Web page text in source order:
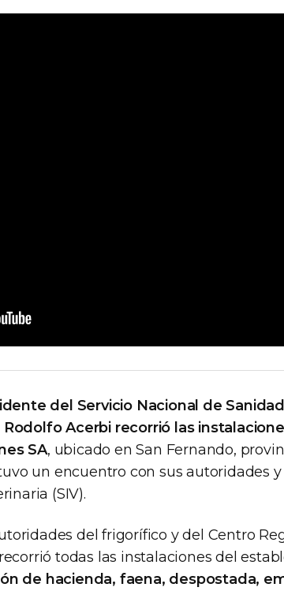
del Servicio Nacional de
Acerbi recorrió las
SA, ubicado en San Fernando,
un encuentro con sus autoridades y
(SIV).
del frigorífico y del Centro
todas las instalaciones del
de hacienda, faena, despostada,